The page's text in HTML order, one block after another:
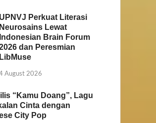
UPNVJ Perkuat Literasi
Neurosains Lewat
Indonesian Brain Forum
dan Peresmian
LibMuse
August 2026
“Kamu Doang”, Lagu
Cinta dengan
City Pop